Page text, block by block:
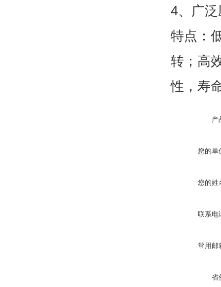
4、广
特点：
转；高
性，寿
产
您的单
您的姓
联系电
常用邮
省